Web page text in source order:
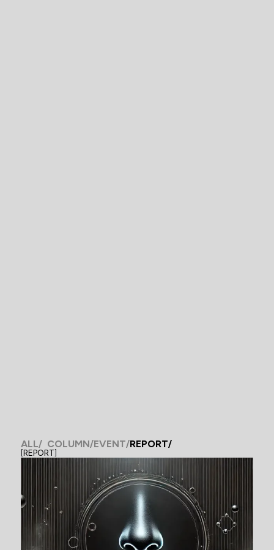
ALL COLUMN EVENT REPORT
[REPORT]